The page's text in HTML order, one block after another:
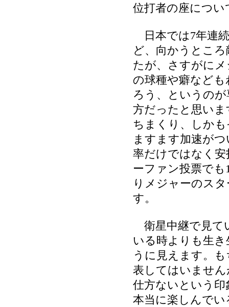
位打者の座につ
日本では7年連
ど、向かうとこ
たが、さすがに
の球種や癖など
ろう、というの
方だったと思い
ちまくり、しか
ますます加速が
率だけではなく
ーファン投票で
りメジャーのス
す。
衛星中継で見て
いる時よりも生
うに見えます。
表してはいませ
仕方ないという
本当に楽しんで